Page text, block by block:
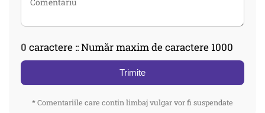
0 caractere :: Număr maxim de caractere 1000
Trimite
* Comentariile care contin limbaj vulgar vor fi suspendate